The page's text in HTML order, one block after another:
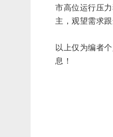
市高位运行压
主，观望需求跟
以上仅为编者
息！